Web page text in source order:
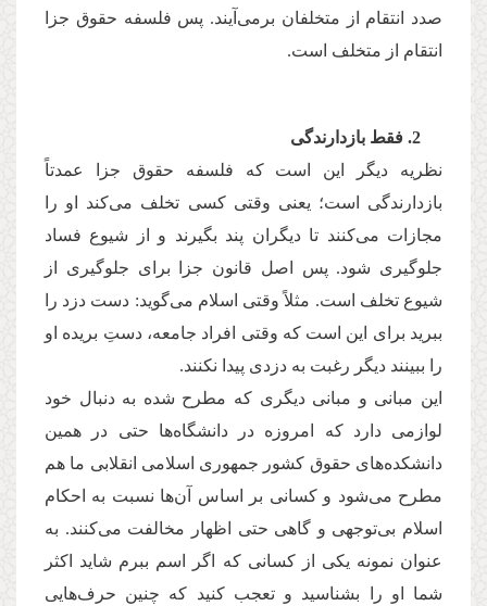
صدد انتقام از متخلفان برمی‌آیند. پس فلسفه حقوق جزا
انتقام از متخلف است.
2. فقط بازدارندگی
نظریه دیگر این است که فلسفه حقوق جزا عمدتاً
بازدارندگی است؛ یعنی وقتی کسی تخلف می‌کند او را
مجازات می‌کنند تا دیگران پند بگیرند و از شیوع فساد
جلوگیری شود. پس اصل قانون جزا برای جلوگیری از
شیوع تخلف است. مثلاً وقتی اسلام می‌گوید: دست دزد را
ببرید برای این است ‌که وقتی افراد جامعه، دستِ بریده او
را ببینند دیگر رغبت به دزدی پیدا نکنند.
این مبانی و مبانی دیگری که مطرح شده به دنبال خود
لوازمی دارد که امروزه در دانشگاه‌ها حتی در همین
دانشکده‌های حقوق کشور جمهوری اسلامی انقلابی ما هم
مطرح می‌شود و کسانی بر اساس آن‌ها نسبت به احکام
اسلام بی‌توجهی و گاهی حتی اظهار مخالفت می‌کنند. به
عنوان نمونه یکی از کسانی که اگر اسم ببرم شاید اکثر
شما او را بشناسید و تعجب کنید که چنین حرف‌هایی